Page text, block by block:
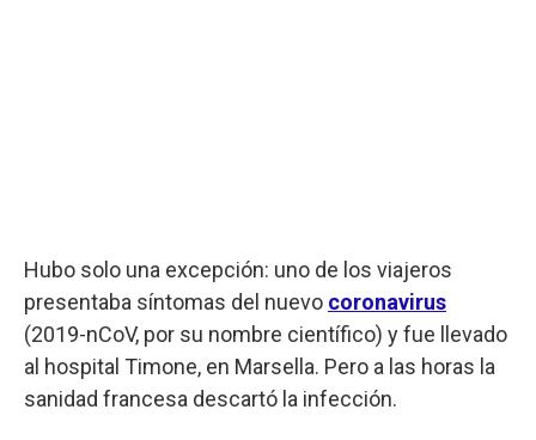
Hubo solo una excepción: uno de los viajeros
presentaba síntomas del nuevo coronavirus
(2019-nCoV, por su nombre científico) y fue llevado
al hospital Timone, en Marsella. Pero a las horas la
sanidad francesa descartó la infección.